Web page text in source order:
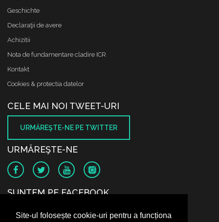
Site-ul folosește cookie-uri pentru a funcționa
Geschichte
Declaraţii de avere
Achizitii
Nota de fundamentare cladire ICR
Kontakt
Cookies & protectia datelor
CELE MAI NOI TWEET-URI
URMĂREŞTE-NE PE TWITTER
URMĂREŞTE-NE
SUNTEM PE FACEBOOK